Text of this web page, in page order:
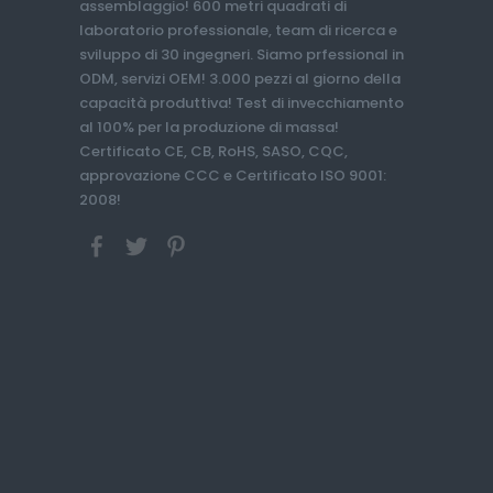
assemblaggio! 600 metri quadrati di
laboratorio professionale, team di ricerca e
sviluppo di 30 ingegneri. Siamo prfessional in
ODM, servizi OEM! 3.000 pezzi al giorno della
capacità produttiva! Test di invecchiamento
al 100% per la produzione di massa!
Certificato CE, CB, RoHS, SASO, CQC,
approvazione CCC e Certificato ISO 9001:
2008!